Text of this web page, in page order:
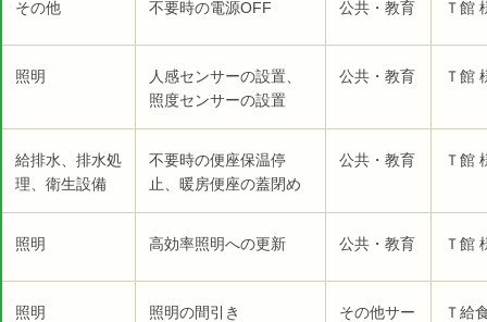
その他 不要時の電源OFF 公共・教育 Ｔ館
照明
人感センサーの設置、
照度センサーの設置
公共・教育 Ｔ館
給排水、排水処
理、衛生設備
不要時の便座保温停
止、暖房便座の蓋閉め
公共・教育 Ｔ館
照明 高効率照明への更新 公共・教育 Ｔ館
照明 照明の間引き
その他サー
Ｔ給